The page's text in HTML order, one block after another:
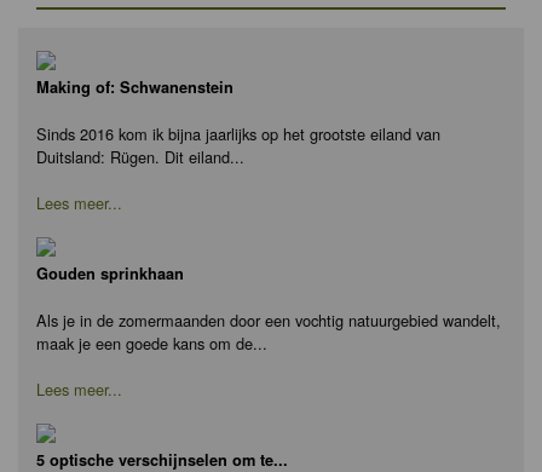
Making of: Schwanenstein
Sinds 2016 kom ik bijna jaarlijks op het grootste eiland van
Duitsland: Rügen. Dit eiland...
Lees meer...
Gouden sprinkhaan
Als je in de zomermaanden door een vochtig natuurgebied wandelt,
maak je een goede kans om de...
Lees meer...
5 optische verschijnselen om te...